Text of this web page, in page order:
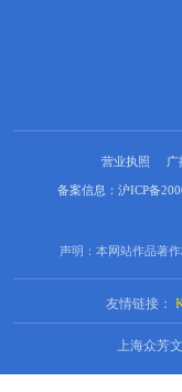
营业执照 广
备案信息：沪ICP备
声明：本网站作品著
友情链接：
上海众芳